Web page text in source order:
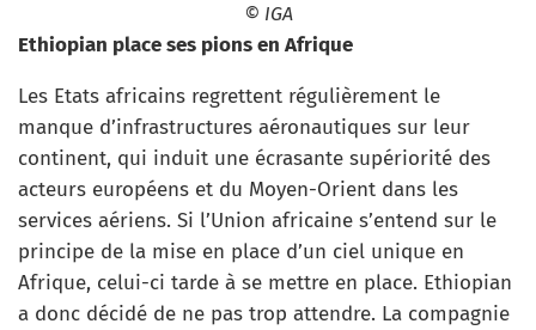
© IGA
Ethiopian place ses pions en Afrique
Les Etats africains regrettent régulièrement le
manque d’infrastructures aéronautiques sur leur
continent, qui induit une écrasante supériorité des
acteurs européens et du Moyen-Orient dans les
services aériens. Si l’Union africaine s’entend sur le
principe de la mise en place d’un ciel unique en
Afrique, celui-ci tarde à se mettre en place. Ethiopian
a donc décidé de ne pas trop attendre. La compagnie